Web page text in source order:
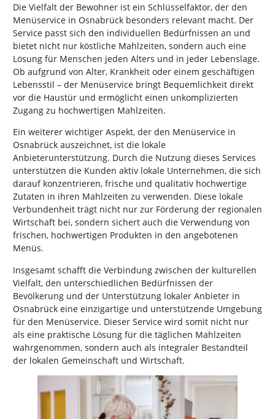
Die Vielfalt der Bewohner ist ein Schlüsselfaktor, der den
Menüservice in Osnabrück besonders relevant macht. Der
Service passt sich den individuellen Bedürfnissen an und
bietet nicht nur köstliche Mahlzeiten, sondern auch eine
Lösung für Menschen jeden Alters und in jeder Lebenslage.
Ob aufgrund von Alter, Krankheit oder einem geschäftigen
Lebensstil – der Menüservice bringt Bequemlichkeit direkt
vor die Haustür und ermöglicht einen unkomplizierten
Zugang zu hochwertigen Mahlzeiten.
Ein weiterer wichtiger Aspekt, der den Menüservice in
Osnabrück auszeichnet, ist die lokale
Anbieterunterstützung. Durch die Nutzung dieses Services
unterstützen die Kunden aktiv lokale Unternehmen, die sich
darauf konzentrieren, frische und qualitativ hochwertige
Zutaten in ihren Mahlzeiten zu verwenden. Diese lokale
Verbundenheit trägt nicht nur zur Förderung der regionalen
Wirtschaft bei, sondern sichert auch die Verwendung von
frischen, hochwertigen Produkten in den angebotenen
Menüs.
Insgesamt schafft die Verbindung zwischen der kulturellen
Vielfalt, den unterschiedlichen Bedürfnissen der
Bevölkerung und der Unterstützung lokaler Anbieter in
Osnabrück eine einzigartige und unterstützende Umgebung
für den Menüservice. Dieser Service wird somit nicht nur
als eine praktische Lösung für die täglichen Mahlzeiten
wahrgenommen, sondern auch als integraler Bestandteil
der lokalen Gemeinschaft und Wirtschaft.